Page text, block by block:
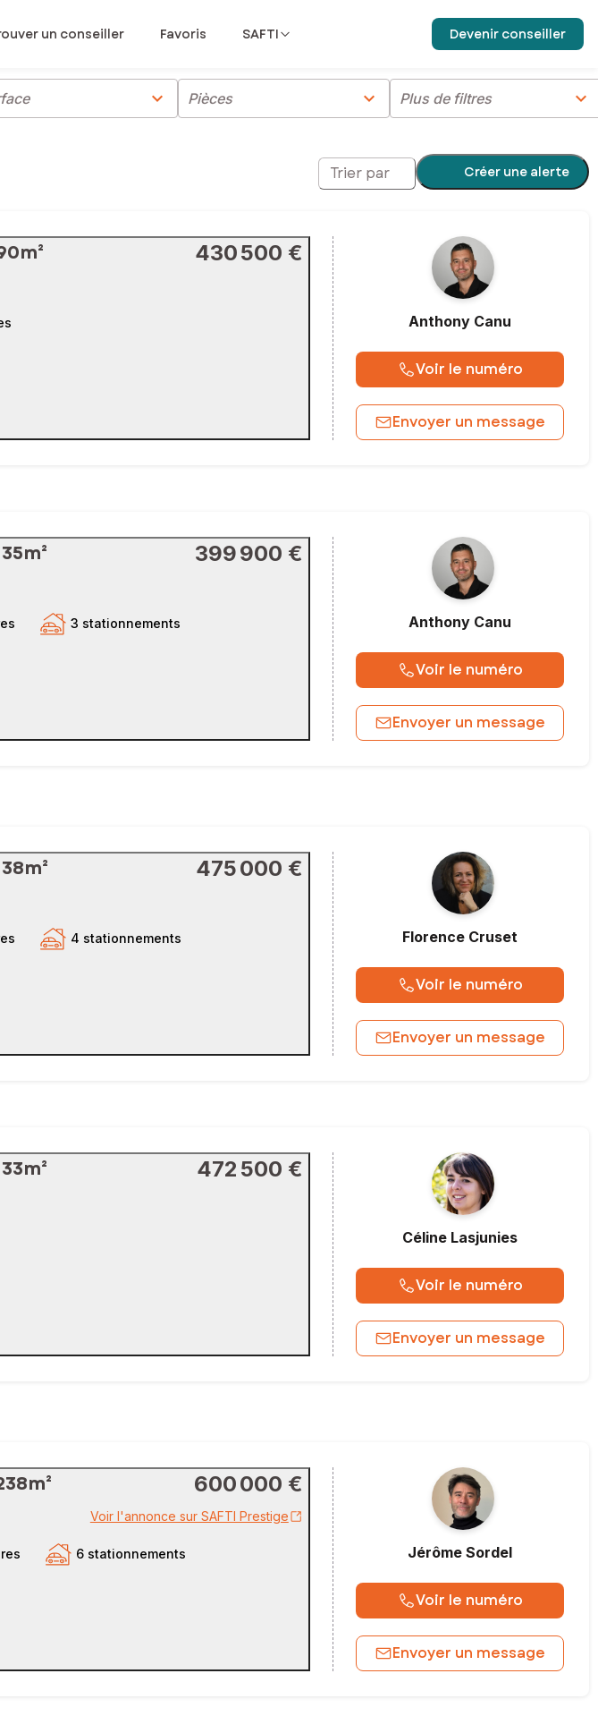
un conseiller Favoris SAFTI Devenir conseiller
chevron_right Pièces chevron_right Plus de filtres chevron_right
Trier par Créer une alerte
430 500 €
Anthony Canu
Voir le numéro
Envoyer un message
399 900 €
3 stationnements Anthony Canu
Voir le numéro
Envoyer un message
475 000 €
4 stationnements Florence Cruset
Voir le numéro
Envoyer un message
472 500 €
Céline Lasjunies
Voir le numéro
Envoyer un message
600 000 €
Voir l'annonce sur SAFTI Prestige
6 stationnements Jérôme Sordel
Voir le numéro
Envoyer un message